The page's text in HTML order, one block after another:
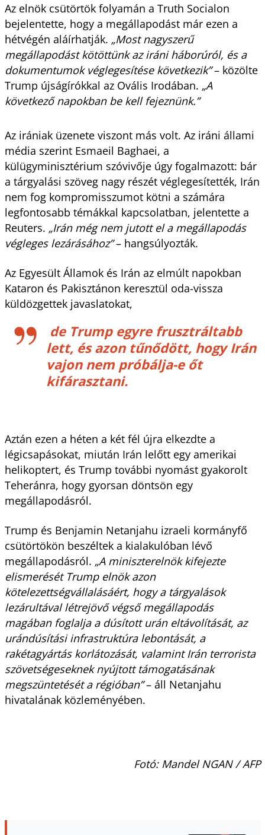
Az elnök csütörtök folyamán a Truth Socialon
bejelentette, hogy a megállapodást már ezen a
hétvégén aláírhatják. „Most nagyszerű
megállapodást kötöttünk az iráni háborúról, és a
dokumentumok véglegesítése következik”– közölte
Trump újságírókkal az Ovális Irodában. „A
következő napokban be kell fejeznünk.”
Az irániak üzenete viszont más volt. Az iráni állami
média szerint Esmaeil Baghaei, a
külügyminisztérium szóvivője úgy fogalmazott: bár
a tárgyalási szöveg nagy részét véglegesítették, Irán
nem fog kompromisszumot kötni a számára
legfontosabb témákkal kapcsolatban, jelentette a
Reuters. „Irán még nem jutott el a megállapodás
végleges lezárásához”– hangsúlyozták.
Az Egyesült Államok és Irán az elmúlt napokban
Kataron és Pakisztánon keresztül oda-vissza
küldözgettek javaslatokat,
de Trump egyre frusztráltabb
lett, és azon tűnődött, hogy Irán
vajon nem próbálja-e őt
kifárasztani.
Aztán ezen a héten a két fél újra elkezdte a
légicsapásokat, miután Irán lelőtt egy amerikai
helikoptert, és Trump további nyomást gyakorolt ​​
Teheránra, hogy gyorsan döntsön egy
megállapodásról.
Trump és Benjamin Netanjahu izraeli kormányfő
csütörtökön beszéltek a kialakulóban lévő
megállapodásról. „A miniszterelnök kifejezte
elismerését Trump elnök azon
kötelezettségvállalásáért, hogy a tárgyalások
lezárultával létrejövő végső megállapodás
magában foglalja a dúsított urán eltávolítását, az
urándúsítási infrastruktúra lebontását, a
rakétagyártás korlátozását, valamint Irán terrorista
szövetségeseknek nyújtott támogatásának
megszüntetését a régióban”– áll Netanjahu
hivatalának közleményében.
Fotó: Mandel NGAN / AFP